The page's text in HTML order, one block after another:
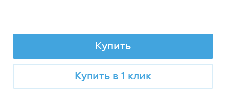
Купить
Купить в 1 клик